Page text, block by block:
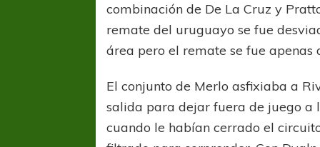
combinación de De La Cruz y
remate del uruguayo se fue
área pero el remate se fue apenas
El conjunto de Merlo asfixiaba a
salida para dejar fuera de juego a
cuando le habían cerrado el